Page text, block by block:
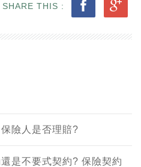
SHARE THIS :
險人是否理賠?
是不要式契約? 保險契約